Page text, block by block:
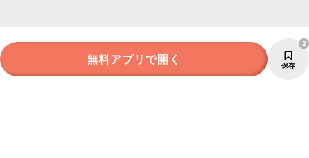
無料アプリで開く 保存
2